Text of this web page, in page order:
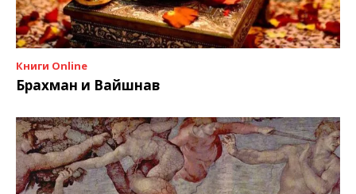
Книги Online
Брахман и Вайшнав